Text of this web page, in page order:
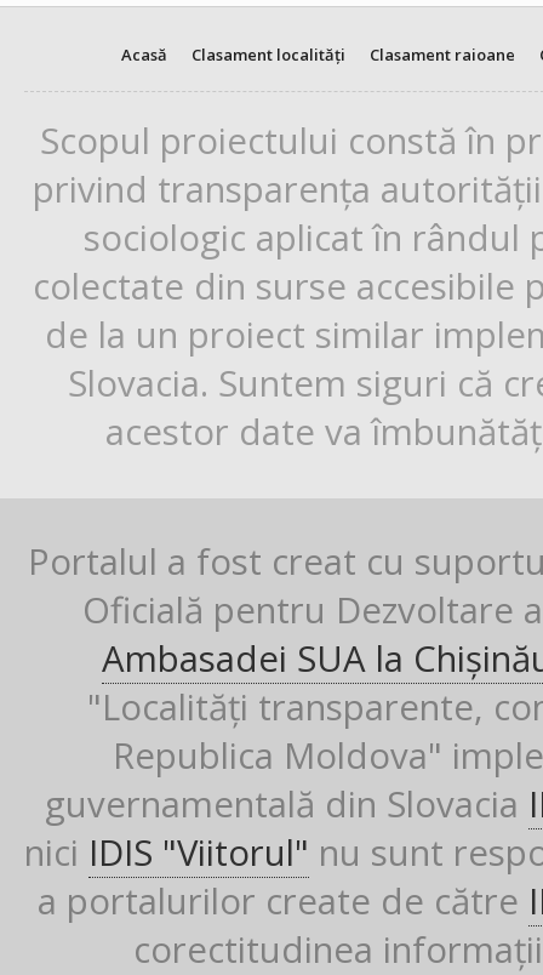
Acasă Clasament localități Clasament raioane
Scopul proiectului constă în
privind transparența
sociologic aplicat în rândul
colectate din surse
de la un proiect similar
Slovacia. Suntem siguri că
acestor date va
Portalul a fost creat cu
Oficială pentru Dezvoltare
Ambasadei SUA la
"Localități transparente,
Republica Moldova"
guvernamentală din Slovacia
nici IDIS "Viitorul" nu sunt
a portalurilor create de către
corectitudinea